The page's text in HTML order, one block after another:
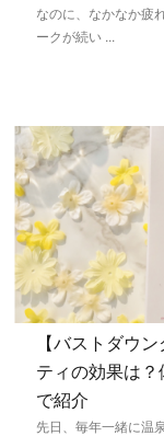
なのに、なかなか疲
ークが続い ...
【バストダウ
ティの効果は
で紹介
先日、毎年一緒に温